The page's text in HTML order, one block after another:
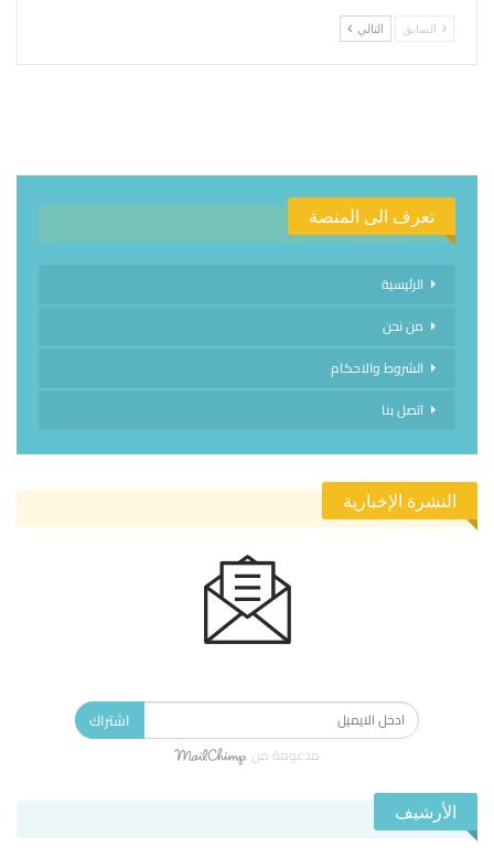
السابق التالي
تعرف الى المنصة
الرئيسية
من نحن
الشروط والاحكام
اتصل بنا
النشرة الإخبارية
اشتراك
مدعومة من
الأرشيف